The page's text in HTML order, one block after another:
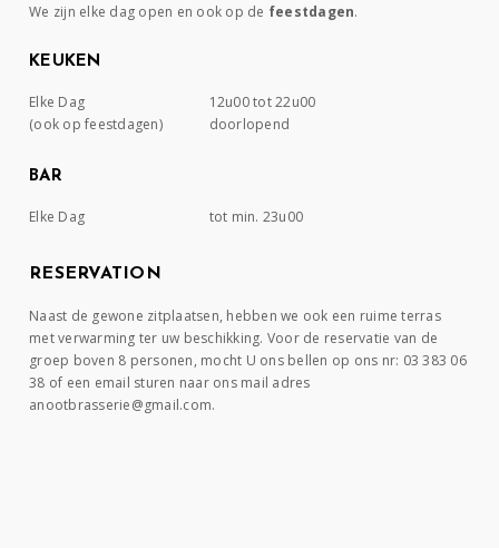
We zijn elke dag open en ook op de feestdagen.
KEUKEN
Elke Dag
12u00 tot 22u00
(ook op feestdagen)
doorlopend
BAR
Elke Dag tot min. 23u00
RESERVATION
Naast de gewone zitplaatsen, hebben we ook een ruime terras
met verwarming ter uw beschikking. Voor de reservatie van de
groep boven 8 personen, mocht U ons bellen op ons nr: 03 383 06
38 of een email sturen naar ons mail adres
anootbrasserie@gmail.com.